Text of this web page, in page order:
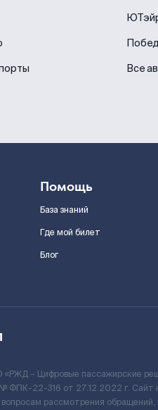
Все
Помощь
База знаний
Где мой билет
Блог
– Цифровые пассажирские
22-316 от 27.12.2022 г.
рассмотрения